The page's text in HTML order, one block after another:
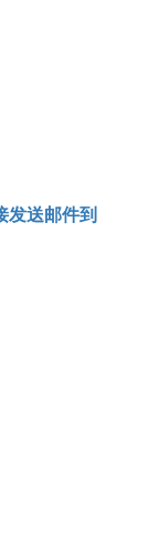
发送邮件到